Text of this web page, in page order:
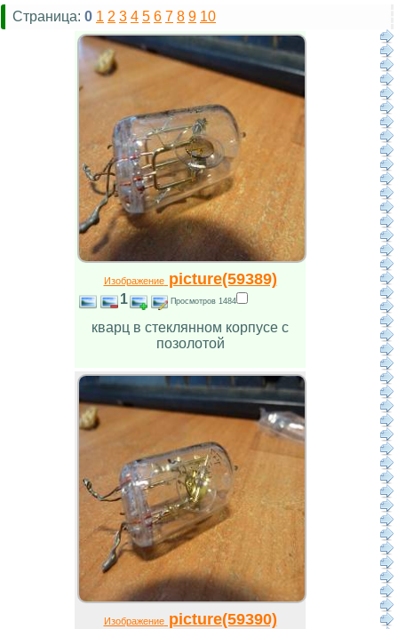
Страница: 0 1 2 3 4 5 6 7 8 9 10
Изображениеpicture(59389)
1 Просмотров 1484
кварц в стеклянном корпусе с
позолотой
Изображениеpicture(59390)